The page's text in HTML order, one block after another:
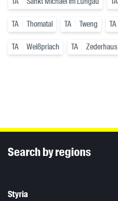
TA Thomatal TA Tweng TA
TA Weißpriach TA Zederhaus
Search by regions
Styria